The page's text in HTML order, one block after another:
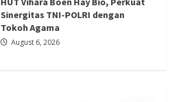
Sinergitas TNI-POLRI dengan
Tokoh Agama
August 6, 2026